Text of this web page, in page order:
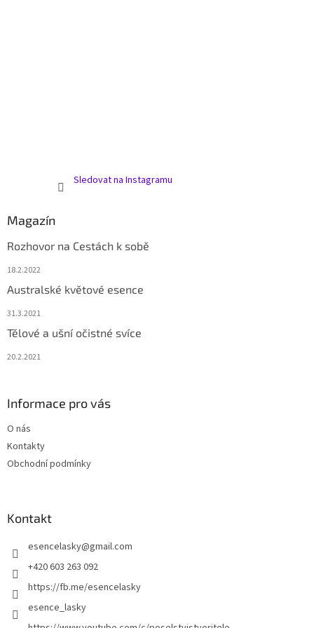
Sledovat na Instagramu
Magazín
Rozhovor na Cestách k sobě
18.2.2022
Australské květové esence
31.3.2021
Tělové a ušní očistné svíce
20.2.2021
Informace pro vás
O nás
Kontakty
Obchodní podmínky
Kontakt
esencelasky@gmail.com
+420 603 263 092
https://fb.me/esencelasky
esence_lasky